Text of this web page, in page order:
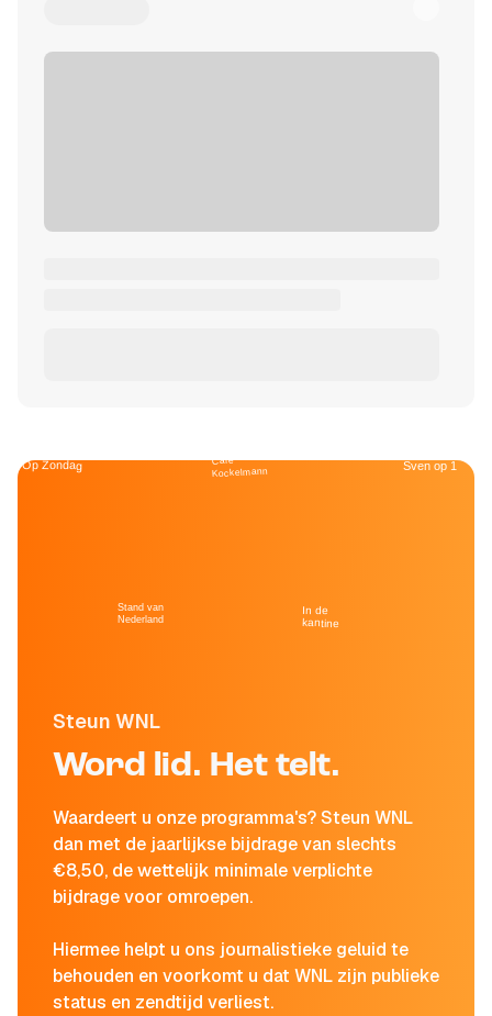
Steun WNL
Word lid. Het telt.
Waardeert u onze programma's? Steun WNL
dan met de jaarlijkse bijdrage van slechts
€8,50, de wettelijk minimale verplichte
bijdrage voor omroepen.
Hiermee helpt u ons journalistieke geluid te
behouden en voorkomt u dat WNL zijn publieke
status en zendtijd verliest.
Op Zondag
Stand van
Nederland
Café
Kockelmann
In de
kantine
Sven op 1